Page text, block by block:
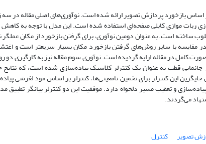
اساس بازخورد پردازش تصویر ارائه شده است. نوآوری‌های اصلی مقاله در
ربات موازی کابلی صفحه‌ای استفاده شده است. این مدل با توجه به
ساخته است. به عنوان دومین نوآوری، برای گرفتن بازخورد از مکان
مقایسه با سایر روش‌های گرفتن بازخورد مکان بسیار سریعتر است و
کامل در مقاله ارایه گردیده است. نوآوری سوم مقاله نیز به کارگیری
قطب به عنوان یک کنترلر کلاسیک پیاده‌سازی شده است، که
این کنترلر برای تخمین نامعینی‌ها، کنترلر بر اساس مود لغزشی
و تعقیب مسیر دلخواه دارد. موفقیت این دو کنترلر بیانگر تطبیق
می‌گردند.
تصویر
کنترل